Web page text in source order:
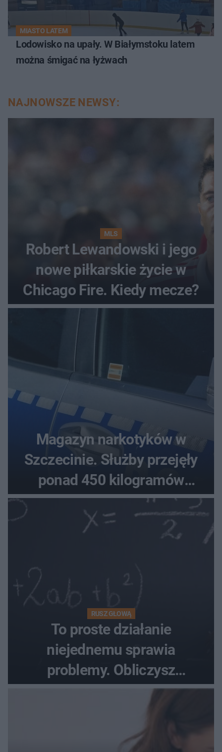
MIASTO LATEM
Lodowisko na upały. W Białymstoku latem
można śmigać na łyżwach
NAJNOWSZE NEWSY:
MLS
Robert Lewandowski i jego
nowe piłkarskie życie w
Chicago Fire. Kiedy mecze?
Magazyn narkotyków w
Szczecinie. Służby przejęły
ponad 450 kilogramów
towaru
RUSZ GŁOWĄ
To proste działanie
niejednemu sprawia
problemy. Obliczysz
poprawnie, ile to jest